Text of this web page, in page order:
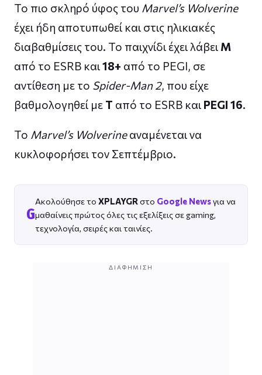
Το πιο σκληρό ύφος του Marvel’s Wolverine
έχει ήδη αποτυπωθεί και στις ηλικιακές
διαβαθμίσεις του. Το παιχνίδι έχει λάβει M
από το ESRB και18+ από το PEGI, σε
αντίθεση με το Spider-Man 2, που είχε
βαθμολογηθεί με T από το ESRB και PEGI 16.
Το Marvel’s Wolverineαναμένεται να
κυκλοφορήσει τον Σεπτέμβριο.
G
Ακολούθησε το XPLAYGR στο Google Newsγια να
μαθαίνεις πρώτος όλες τις εξελίξεις σε gaming,
τεχνολογία, σειρές και ταινίες.
ΔΙΑΦΉΜΙΣΗ